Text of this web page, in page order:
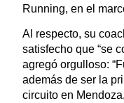
Running, en el
Al respecto, su
satisfecho que “se
agregó orgulloso:
además de ser la
circuito en